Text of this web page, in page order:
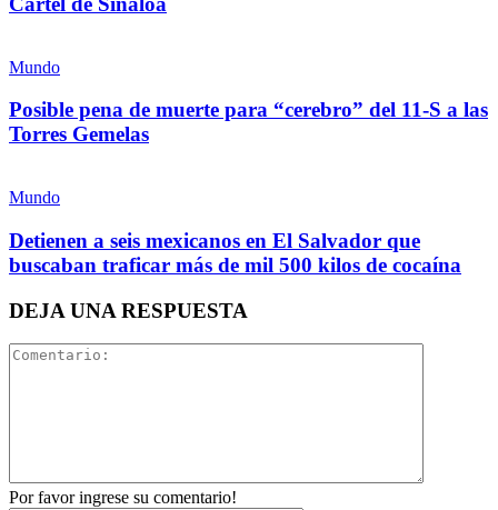
Bluesky
Mundo
Posible pena de muerte para “cerebro” del 11-S a las
Torres Gemelas
Mundo
Detienen a seis mexicanos en El Salvador que
buscaban traficar más de mil 500 kilos de cocaína
DEJA UNA RESPUESTA
Por favor ingrese su comentario!